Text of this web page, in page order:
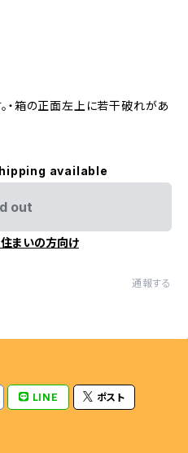
・箱の正面左上に若干破れがあ
available
out
まいの方向け
通報する
LINE ポスト